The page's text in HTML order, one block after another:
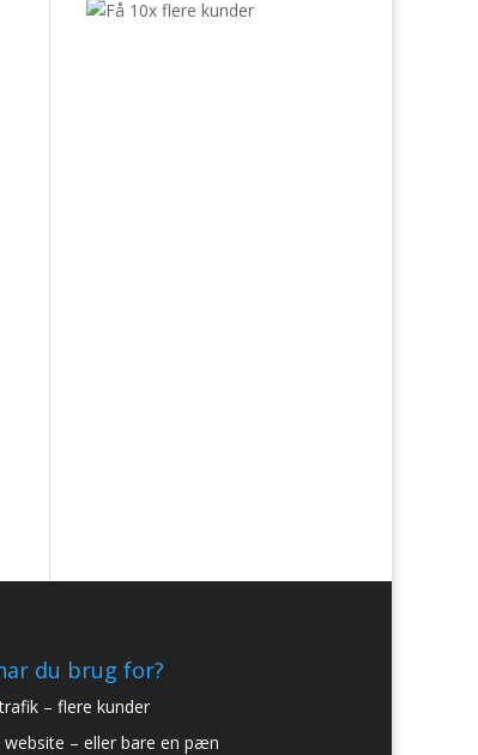
du brug for?
– flere kunder
website – eller bare en pæn